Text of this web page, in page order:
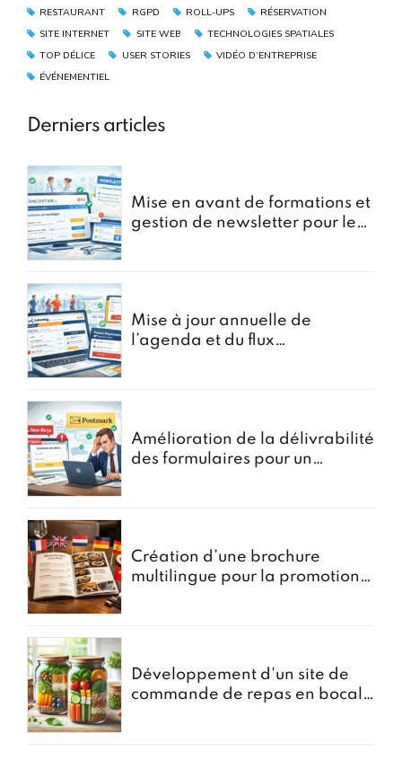
RESTAURANT
RGPD ROLL-UPS
RÉSERVATION
SITE INTERNET
SITE WEB
TECHNOLOGIES SPATIALES
TOP DÉLICE
USER STORIES
VIDÉO D’ENTREPRISE
ÉVÉNEMENTIEL
Derniers articles
Mise en avant de formations et
gestion de newsletter pour le
Mise à jour annuelle de
l’agenda et du flux
Amélioration de la délivrabilité
des formulaires pour un
Création d’une brochure
multilingue pour la promotion
Développement d'un site de
commande de repas en bocal -